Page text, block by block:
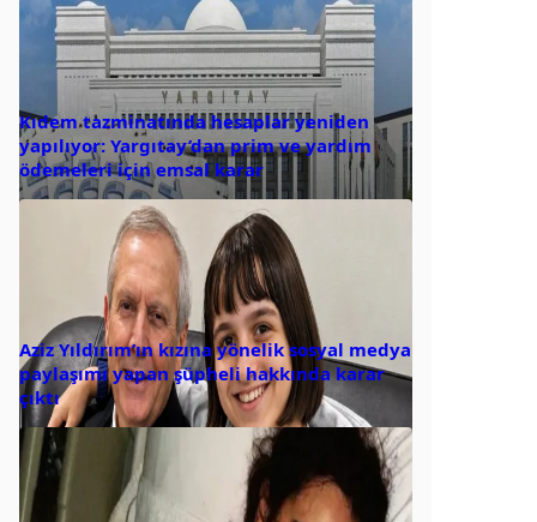
Kıdem tazminatında hesaplar yeniden
yapılıyor: Yargıtay’dan prim ve yardım
ödemeleri için emsal karar
Aziz Yıldırım’ın kızına yönelik sosyal medya
paylaşımı yapan şüpheli hakkında karar
çıktı